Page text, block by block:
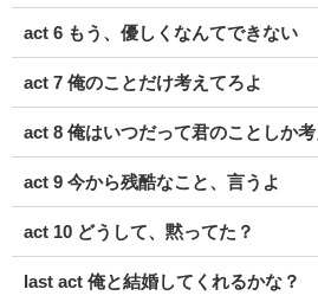
act 6 もう、優しくなんてできない
act 7 俺のことだけ考えてろよ
act 8 俺はいつだって君のことしか
act 9 今から残酷なこと、言うよ
act 10 どうして、黙ってた？
last act 俺と結婚してくれるかな？